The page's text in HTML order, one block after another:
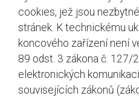
cookies, jež jsou
stránek. K technickému
koncového zařízení není
89 odst. 3 zákona č. 127/
elektronických
souvisejících zákonů